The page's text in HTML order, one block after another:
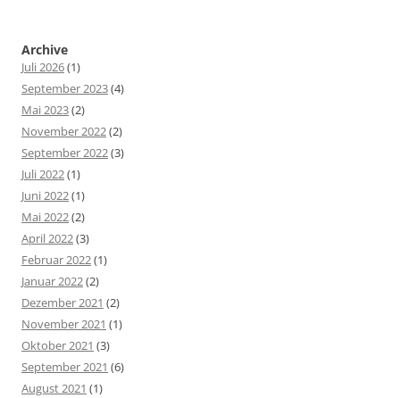
Archive
Juli 2026(1)
September 2023(4)
Mai 2023(2)
November 2022(2)
September 2022(3)
Juli 2022(1)
Juni 2022(1)
Mai 2022(2)
April 2022(3)
Februar 2022(1)
Januar 2022(2)
Dezember 2021 (2)
November 2021 (1)
Oktober 2021 (3)
September 2021 (6)
August 2021 (1)